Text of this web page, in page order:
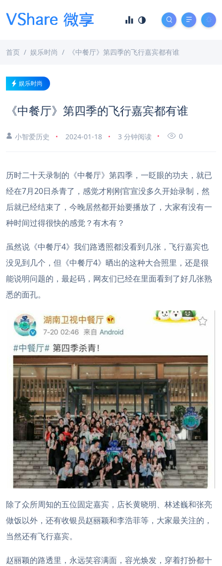
首页 娱乐时尚 《中餐厅》第四季的飞行嘉宾都有谁
娱乐时尚
《中餐厅》第四季的飞行嘉宾都有谁
小智爱历史 2024-01-18 3 分钟阅读 0
历时二十天录制的《中餐厅》第四季，一眨眼的功夫，就已
经在7月20日杀青了，感觉才刚刚官宣没多久开始录制，然
后就已经结束了，今晚居然都开始要播放了，大家有没有一
种时间过得很快的感觉？有木有？
虽然说《中餐厅4》我们路透照都没看到几张，飞行嘉宾也
没见到几个， 但《中餐厅4》晒出的这种大合照里，还是很
能说明问题的，最起码，网友们已经在里面看到了好几张熟
悉的面孔。
除了众所周知的五位固定嘉宾，店长黄晓明、林述巍和张亮
做饭以外，还有收银员赵丽颖和李浩菲等，大家最关注的，
当然还有飞行嘉宾。
赵丽颖的路透里，永远笑容满面，容光焕发，穿着打扮都十